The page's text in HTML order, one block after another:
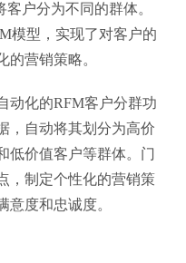
户分为不同的群体。
模型，实现了对客户的
的营销策略。
动化的RFM客户分群功
，自动将其划分为高价
低价值客户等群体。门
，制定个性化的营销策
意度和忠诚度。